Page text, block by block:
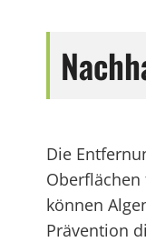
Die
können
Prävention